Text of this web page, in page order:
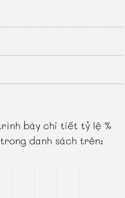
bày chi tiết tỷ lệ %
danh sách trên: